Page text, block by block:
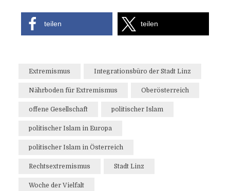
teilen teilen
Extremismus Integrationsbüro der Stadt Linz
Nährboden für Extremismus Oberösterreich
offene Gesellschaft politischer Islam
politischer Islam in Europa
politischer Islam in Österreich
Rechtsextremismus Stadt Linz
Woche der Vielfalt